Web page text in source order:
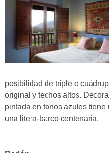
posibilidad de triple o
original y techos altos.
pintada en tonos azules tiene
una litera-barco centenaria.